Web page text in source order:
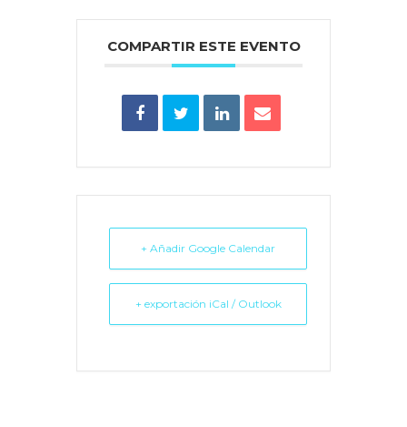
COMPARTIR ESTE EVENTO
+ Añadir Google Calendar
+ exportación iCal / Outlook